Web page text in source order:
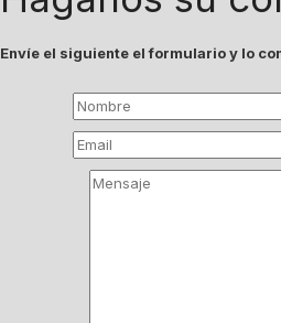
Envíe el siguiente el formulario y lo